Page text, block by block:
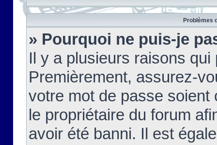
Problèmes
» Pourquoi ne puis-je
Il y a plusieurs raisons
Premièrement, assurez-
votre mot de passe soient
le propriétaire du forum
avoir été banni. Il est